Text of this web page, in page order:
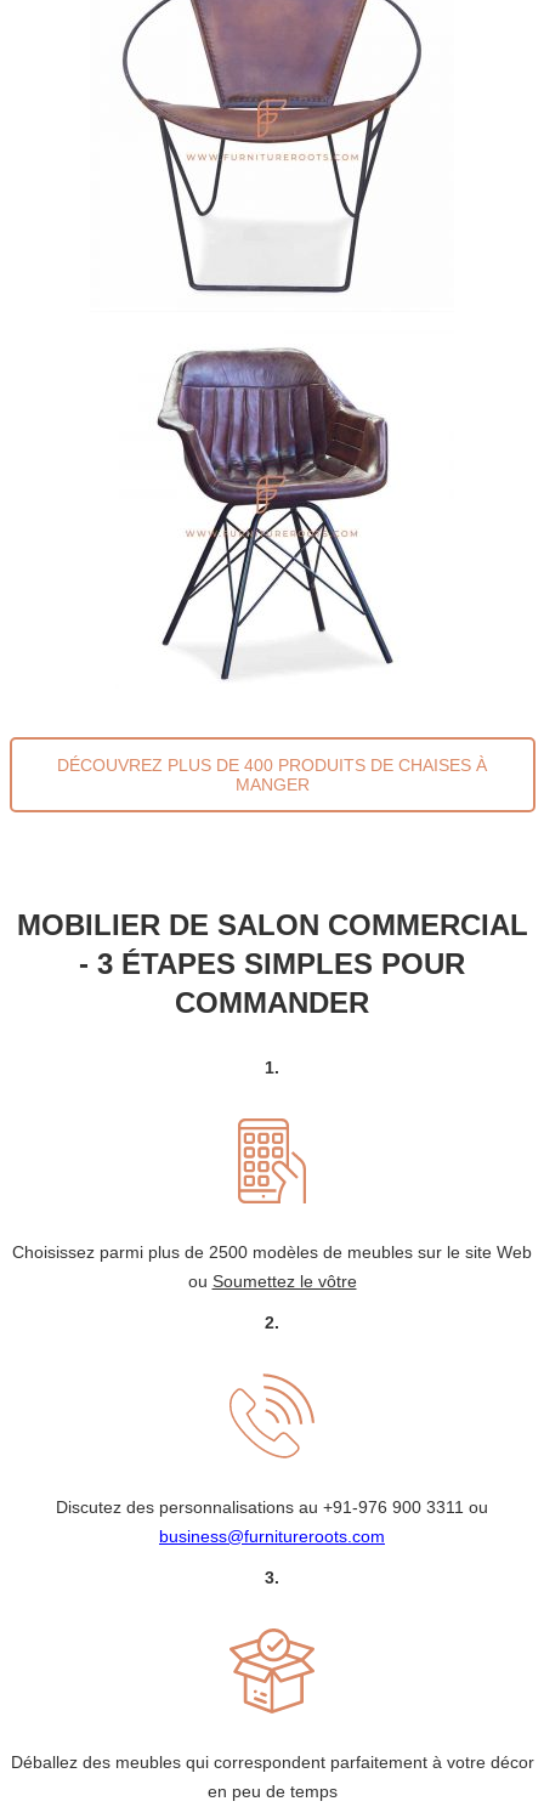
DÉCOUVREZ PLUS DE 400 PRODUITS DE CHAISES À
MANGER
MOBILIER DE SALON COMMERCIAL
- 3 ÉTAPES SIMPLES POUR
COMMANDER
1.
Choisissez parmi plus de 2500 modèles de meubles sur le site Web
ou Soumettez le vôtre
2.
Discutez des personnalisations au +91-976 900 3311 ou
business@furnitureroots.com
3.
Déballez des meubles qui correspondent parfaitement à votre décor
en peu de temps